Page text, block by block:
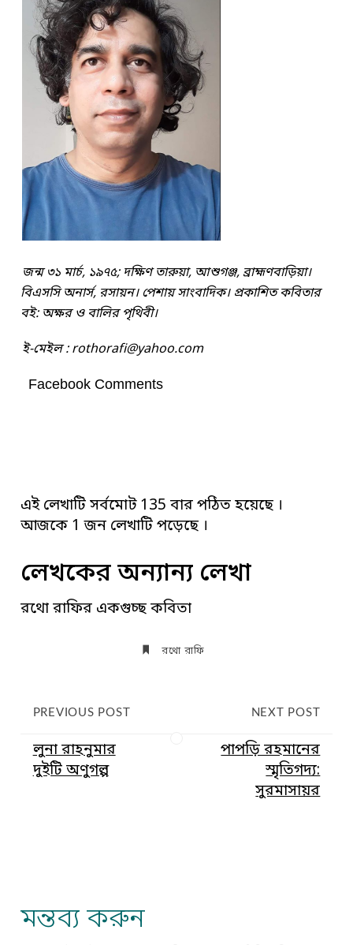
জন্ম ৩১ মার্চ, ১৯৭৫; দক্ষিণ তারুয়া, আশুগঞ্জ, ব্রাহ্মণবাড়িয়া।
বিএসসি অনার্স, রসায়ন। পেশায় সাংবাদিক। প্রকাশিত কবিতার
বই: অক্ষর ও বালির পৃথিবী।
ই-মেইল :rothorafi@yahoo.com
Facebook Comments
এই লেখাটি সর্বমোট 135 বার পঠিত হয়েছে ।
আজকে 1 জন লেখাটি পড়েছে ।
লেখকের অন্যান্য লেখা
রথো রাফির একগুচ্ছ কবিতা
রথো রাফি
PREVIOUS POST
লুনা রাহনুমার
দুইটি অণুগল্প
NEXT POST
পাপড়ি রহমানের
স্মৃতিগদ্য:
সুরমাসায়র
মন্তব্য করুন